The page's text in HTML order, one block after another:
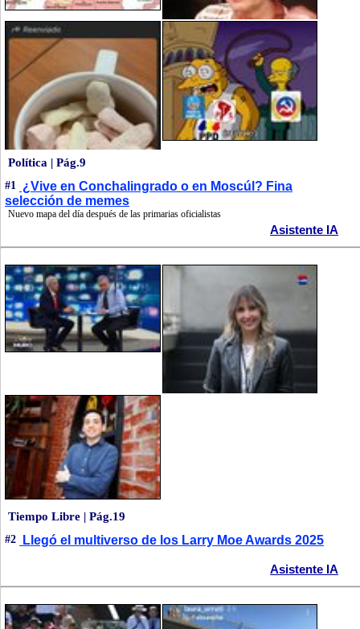
Política | Pág.9
#1 ¿Vive en Conchalingrado o en Moscúl? Fina
selección de memes
Nuevo mapa del día después de las primarias oficialistas
Asistente IA
Tiempo Libre | Pág.19
#2 Llegó el multiverso de los Larry Moe Awards 2025
Asistente IA